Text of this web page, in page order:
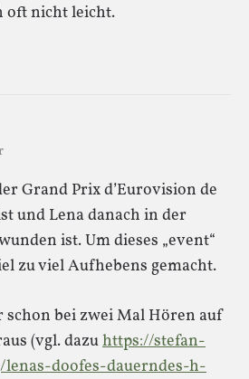
oft nicht leicht.
Grand Prix d’Eurovision de
und Lena danach in der
ist. Um dieses „event“
zu viel Aufhebens gemacht.
schon bei zwei Mal Hören auf
(vgl. dazuhttps://stefan-
doofes-dauerndes-h-